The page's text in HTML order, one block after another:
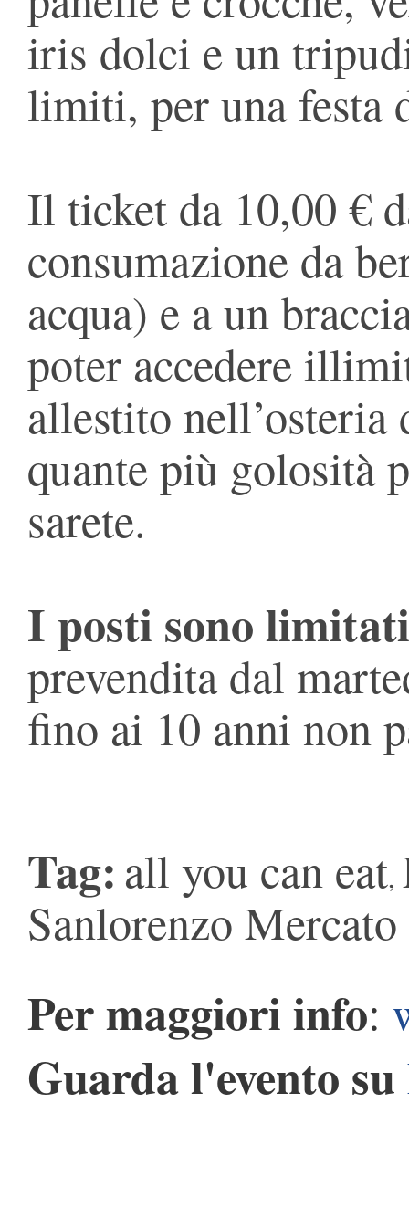
iris dolci e un
limiti, per una festa
Il ticket da 10,00 €
consumazione da
acqua) e a un
poter accedere
allestito nell’osteria
quante più golosità
sarete.
I posti sono
prevendita dal
fino ai 10 anni non
Tag: all you can eat,
Sanlorenzo Mercato
Per maggiori info:
Guarda l'evento su